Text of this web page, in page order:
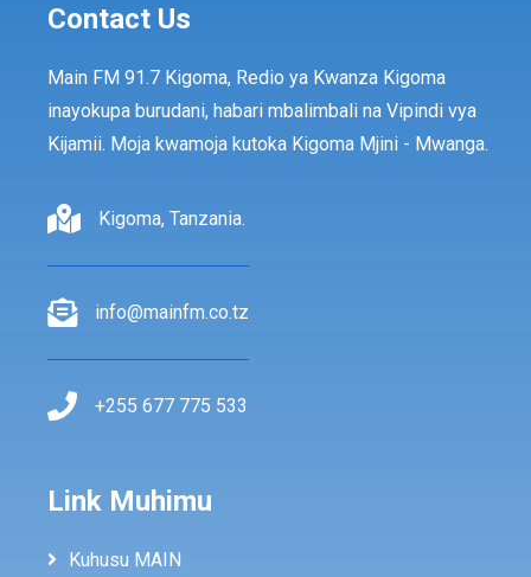
Contact Us
Main FM 91.7 Kigoma, Redio ya Kwanza Kigoma
inayokupa burudani, habari mbalimbali na Vipindi vya
Kijamii. Moja kwamoja kutoka Kigoma Mjini - Mwanga.
Kigoma, Tanzania.
info@mainfm.co.tz
+255 677 775 533
Link Muhimu
Kuhusu MAIN